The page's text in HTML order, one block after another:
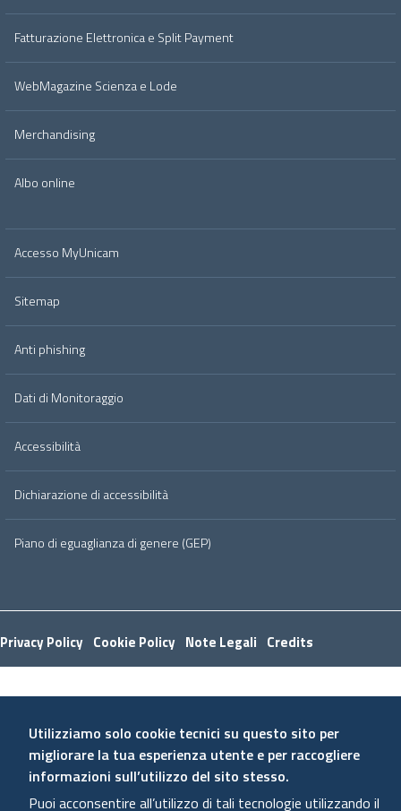
Fatturazione Elettronica e Split Payment
WebMagazine Scienza e Lode
Merchandising
Albo online
Accesso MyUnicam
Sitemap
Anti phishing
Dati di Monitoraggio
Accessibilità
Dichiarazione di accessibilità
Piano di eguaglianza di genere (GEP)
Small
prints
Useful links section
Privacy Policy Cookie Policy Note Legali Credits
Utilizziamo solo cookie tecnici su questo sito per
migliorare la tua esperienza utente e per raccogliere
informazioni sull’utilizzo del sito stesso.
Puoi acconsentire all’utilizzo di tali tecnologie utilizzando il